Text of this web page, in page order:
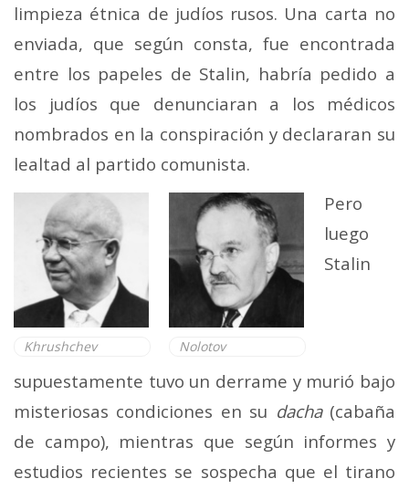
limpieza étnica de judíos rusos. Una carta no
enviada, que según consta, fue encontrada
entre los papeles de Stalin, habría pedido a
los judíos que denunciaran a los médicos
nombrados en la conspiración y declararan su
lealtad al partido comunista.
Khrushchev Nolotov
Pero
luego
Stalin
supuestamente tuvo un derrame y murió bajo
misteriosas condiciones en su dacha(cabaña
de campo), mientras que según informes y
estudios recientes se sospecha que el tirano